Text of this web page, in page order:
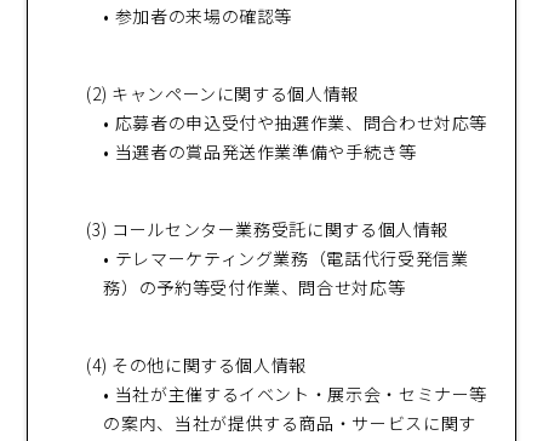
• 参加者の来場の確認等
(2) キャンペーンに関する個人情報
• 応募者の申込受付や抽選作業、問合わせ対応等
• 当選者の賞品発送作業準備や手続き等
(3) コールセンター業務受託に関する個人情報
• テレマーケティング業務（電話代行受発信業
務）の予約等受付作業、問合せ対応等
(4) その他に関する個人情報
• 当社が主催するイベント・展示会・セミナー等
の案内、当社が提供する商品・サービスに関す